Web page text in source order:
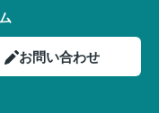
お問い合わせ